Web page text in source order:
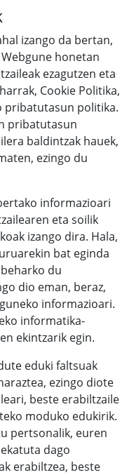
izango da bertan,
honetan
ezagutzen eta
Cookie Politika,
pribatutasun politika.
pribatutasun
baldintzak hauek,
ezingo du
informazioari
eta soilik
izango dira. Hala,
bat eginda
du
dio eman, beraz,
informazioari.
informatika-
ekintzarik egin.
eduki faltsuak
ezingo diote
beste erabiltzaile
moduko edukirik.
pertsonalik, euren
dago
erabiltzea, beste